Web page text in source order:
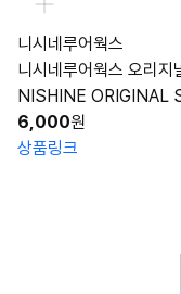
니시네루어웍스
니시네루어웍스 오리지
NISHINE ORIGINAL
6,000원
상품링크